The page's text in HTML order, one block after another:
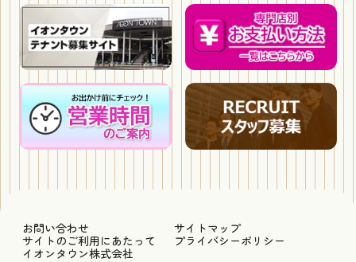
お問い合わせ
サイトマップ
サイトのご利用にあたって
プライバシーポリシー
イオンタウン株式会社